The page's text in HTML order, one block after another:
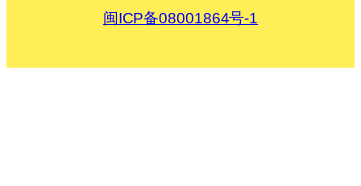
闽ICP备08001864号-1